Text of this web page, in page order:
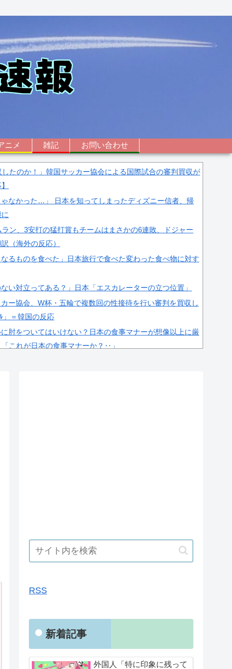
ニメ 雑記 お問い合わせ
たのか！」韓国サッカー協会による国際試合の審判買収が
なかった…」 日本を知ってしまったディズニー信者、帰
ン、3安打の猛打賞もチームはまさかの6連敗、ドジャー
（海外の反応）
るものを食べた」日本旅行で食べた変わった食べ物に対す
い対立ってある？」日本「エスカレーターの立つ位置」
カー協会、W杯・五輪で複数回の性接待を行い審判を買収し
＝韓国の反応
肘をついてはいけない？日本の食事マナーが想像以上に厳
これが日本の食事マナーか？‥」
RSS
新着記事
外国人「特に印象に残って